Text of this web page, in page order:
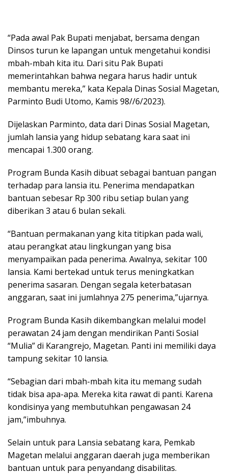
“Pada awal Pak Bupati menjabat, bersama dengan
Dinsos turun ke lapangan untuk mengetahui kondisi
mbah-mbah kita itu. Dari situ Pak Bupati
memerintahkan bahwa negara harus hadir untuk
membantu mereka,” kata Kepala Dinas Sosial Magetan,
Parminto Budi Utomo, Kamis 98//6/2023).
Dijelaskan Parminto, data dari Dinas Sosial Magetan,
jumlah lansia yang hidup sebatang kara saat ini
mencapai 1.300 orang.
Program Bunda Kasih dibuat sebagai bantuan pangan
terhadap para lansia itu. Penerima mendapatkan
bantuan sebesar Rp 300 ribu setiap bulan yang
diberikan 3 atau 6 bulan sekali.
“Bantuan permakanan yang kita titipkan pada wali,
atau perangkat atau lingkungan yang bisa
menyampaikan pada penerima. Awalnya, sekitar 100
lansia. Kami bertekad untuk terus meningkatkan
penerima sasaran. Dengan segala keterbatasan
anggaran, saat ini jumlahnya 275 penerima,”ujarnya.
Program Bunda Kasih dikembangkan melalui model
perawatan 24 jam dengan mendirikan Panti Sosial
“Mulia” di Karangrejo, Magetan. Panti ini memiliki daya
tampung sekitar 10 lansia.
“Sebagian dari mbah-mbah kita itu memang sudah
tidak bisa apa-apa. Mereka kita rawat di panti. Karena
kondisinya yang membutuhkan pengawasan 24
jam,”imbuhnya.
Selain untuk para Lansia sebatang kara, Pemkab
Magetan melalui anggaran daerah juga memberikan
bantuan untuk para penyandang disabilitas.